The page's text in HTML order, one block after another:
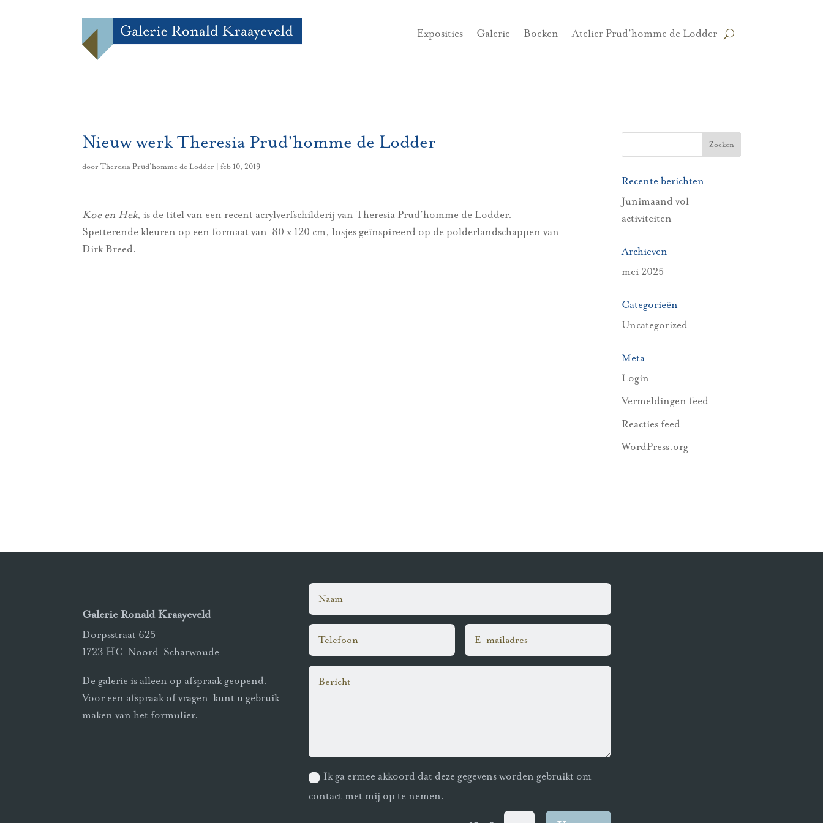
Exposities Galerie Boeken Atelier Prud’homme de Lodder
Nieuw werk Theresia Prud’homme de Lodder
doorTheresia Prud’homme de Lodder |feb 10, 2019
Koe en Hek, is de titel van een recent acrylverfschilderij van Theresia Prud’homme de Lodder.
Spetterende kleuren op een formaat van 80 x 120 cm, losjes geïnspireerd op de polderlandschappen van
Dirk Breed.
Recente berichten
Junimaand vol
activiteiten
Archieven
mei 2025
Categorieën
Uncategorized
Meta
Login
Vermeldingen feed
Reacties feed
WordPress.org
Galerie Ronald Kraayeveld
Dorpsstraat 625
1723 HC Noord-Scharwoude
De galerie is alleen op afspraak geopend.
Voor een afspraak of vragen kunt u gebruik
maken van het formulier.
Ik ga ermee akkoord dat deze gegevens worden gebruikt om
contact met mij op te nemen.